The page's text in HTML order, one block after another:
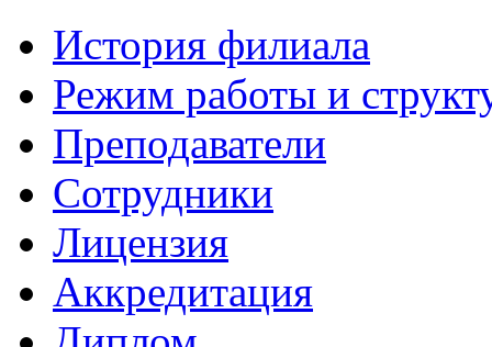
История филиала
Режим работы и
Преподаватели
Сотрудники
Лицензия
Аккредитация